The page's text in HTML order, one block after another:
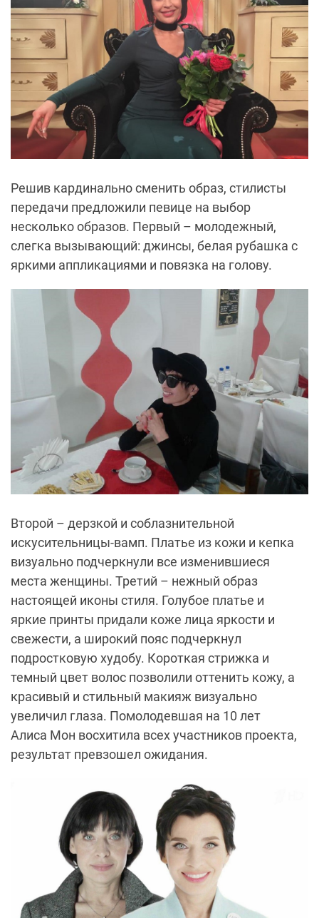
Решив кардинально сменить образ, стилисты
передачи предложили певице на выбор
несколько образов. Первый – молодежный,
слегка вызывающий: джинсы, белая рубашка с
яркими аппликациями и повязка на голову.
Второй – дерзкой и соблазнительной
искусительницы-вамп. Платье из кожи и кепка
визуально подчеркнули все изменившиеся
места женщины. Третий – нежный образ
настоящей иконы стиля. Голубое платье и
яркие принты придали коже лица яркости и
свежести, а широкий пояс подчеркнул
подростковую худобу. Короткая стрижка и
темный цвет волос позволили оттенить кожу, а
красивый и стильный макияж визуально
увеличил глаза. Помолодевшая на 10 лет
Алиса Мон восхитила всех участников проекта,
результат превзошел ожидания.